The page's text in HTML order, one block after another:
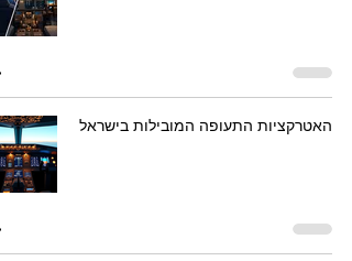
האטרקציות התעופה המובילות בישראל